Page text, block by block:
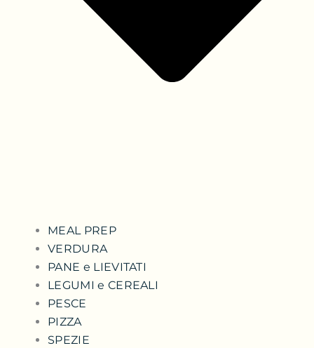
MEAL PREP
VERDURA
PANE e LIEVITATI
LEGUMI e CEREALI
PESCE
PIZZA
SPEZIE